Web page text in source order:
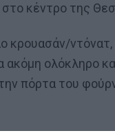
κέντρο της
κρουασάν/
ολόκληρο
πόρτα του